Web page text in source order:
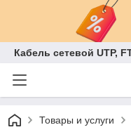
Кабель сетевой UTP,
Товары и услуги